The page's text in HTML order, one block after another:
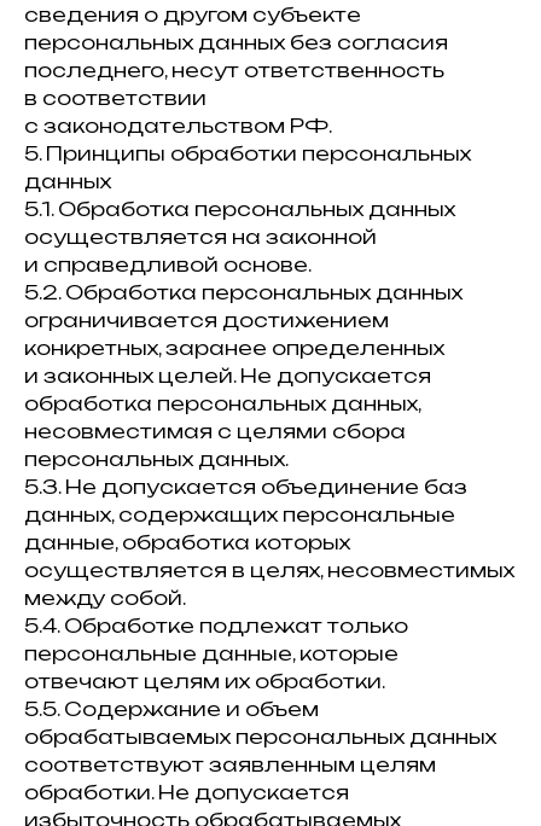
сведения о другом субъекте
персональных данных без согласия
последнего, несут ответственность
в соответствии
с законодательством РФ.
5. Принципы обработки персональных
данных
5.1. Обработка персональных данных
осуществляется на законной
и справедливой основе.
5.2. Обработка персональных данных
ограничивается достижением
конкретных, заранее определенных
и законных целей. Не допускается
обработка персональных данных,
несовместимая с целями сбора
персональных данных.
5.3. Не допускается объединение баз
данных, содержащих персональные
данные, обработка которых
осуществляется в целях, несовместимых
между собой.
5.4. Обработке подлежат только
персональные данные, которые
отвечают целям их обработки.
5.5. Содержание и объем
обрабатываемых персональных данных
соответствуют заявленным целям
обработки. Не допускается
избыточность обрабатываемых